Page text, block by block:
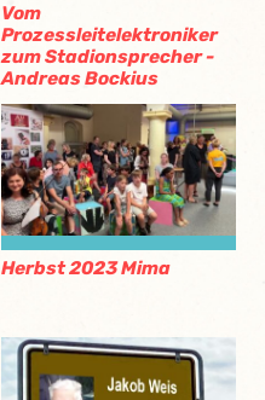
Vom
Prozessleitelektroniker
zum Stadionsprecher -
Andreas Bockius
Herbst 2023 Mima